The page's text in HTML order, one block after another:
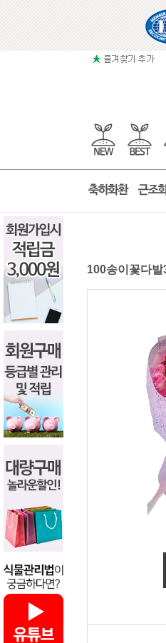
100송이꽃다